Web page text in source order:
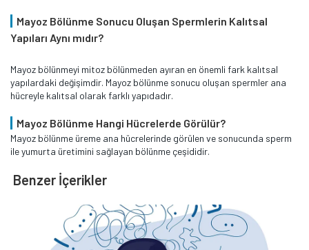
Mayoz Bölünme Sonucu Oluşan Spermlerin Kalıtsal
Yapıları Aynı mıdır?
Mayoz bölünmeyi mitoz bölünmeden ayıran en önemli fark kalıtsal
yapılardaki değişimdir. Mayoz bölünme sonucu oluşan spermler ana
hücreyle kalıtsal olarak farklı yapıdadır.
Mayoz Bölünme Hangi Hücrelerde Görülür?
Mayoz bölünme üreme ana hücrelerinde görülen ve sonucunda sperm
ile yumurta üretimini sağlayan bölünme çeşididir.
Benzer İçerikler